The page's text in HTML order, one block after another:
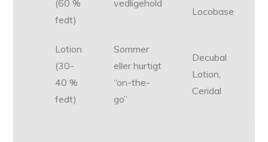
(60 %
fedt)
vedligehold
Locobase
Lotion
(30-
40 %
fedt)
Sommer
eller hurtigt
“on-the-
go”
Decubal
Lotion,
Ceridal